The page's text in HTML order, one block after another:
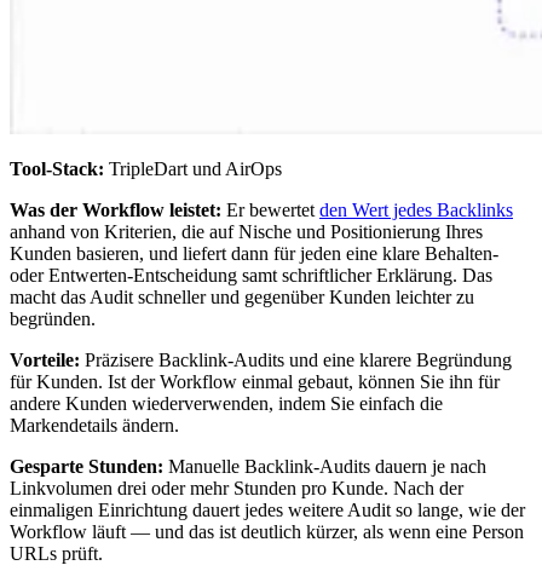
Tool-Stack: TripleDart und AirOps
Was der Workflow leistet: Er bewertetden Wert jedes Backlinks
anhand von Kriterien, die auf Nische und Positionierung Ihres
Kunden basieren, und liefert dann für jeden eine klare Behalten-
oder Entwerten-Entscheidung samt schriftlicher Erklärung. Das
macht das Audit schneller und gegenüber Kunden leichter zu
begründen.
Vorteile: Präzisere Backlink-Audits und eine klarere Begründung
für Kunden. Ist der Workflow einmal gebaut, können Sie ihn für
andere Kunden wiederverwenden, indem Sie einfach die
Markendetails ändern.
Gesparte Stunden: Manuelle Backlink-Audits dauern je nach
Linkvolumen drei oder mehr Stunden pro Kunde. Nach der
einmaligen Einrichtung dauert jedes weitere Audit so lange, wie der
Workflow läuft — und das ist deutlich kürzer, als wenn eine Person
URLs prüft.